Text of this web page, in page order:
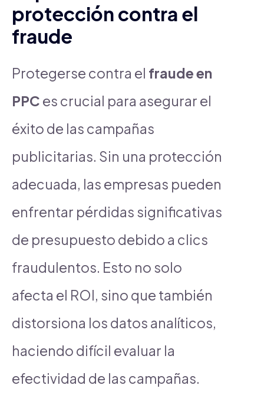
protección contra el
fraude
Protegerse contra el fraude en
PPC es crucial para asegurar el
éxito de las campañas
publicitarias. Sin una protección
adecuada, las empresas pueden
enfrentar pérdidas significativas
de presupuesto debido a clics
fraudulentos. Esto no solo
afecta el ROI, sino que también
distorsiona los datos analíticos,
haciendo difícil evaluar la
efectividad de las campañas.